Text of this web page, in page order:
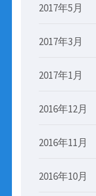
2017年5月
2017年3月
2017年1月
2016年12月
2016年11月
2016年10月